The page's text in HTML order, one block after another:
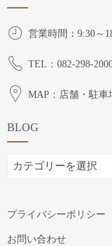
営業時間：9:30～
TEL：082-298-
MAP：店舗・駐車
BLOG
BLOG
プライバシーポリシー
お問い合わせ